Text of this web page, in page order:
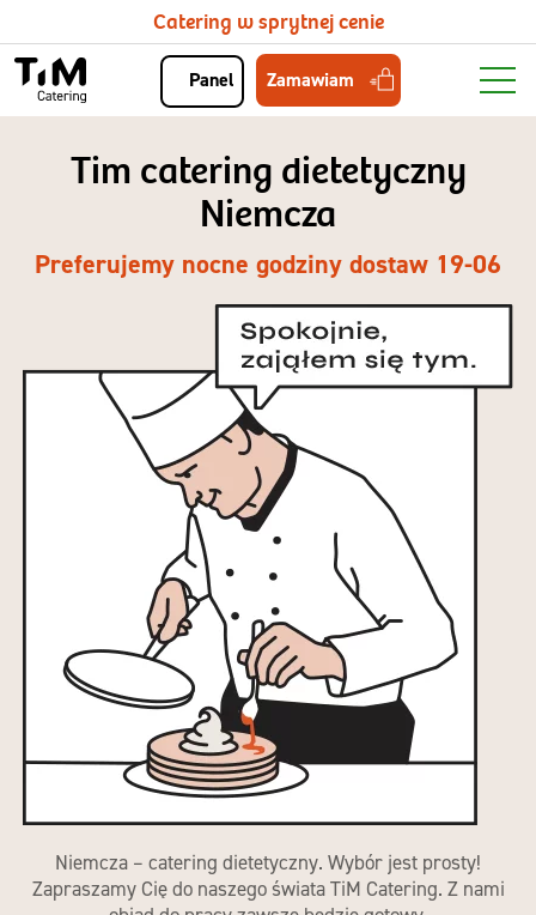
Catering w sprytnej cenie
Panel Zamawiam
Tim catering dietetyczny
Niemcza
Preferujemy nocne godziny dostaw 19-06
Niemcza – catering dietetyczny. Wybór jest prosty!
Zapraszamy Cię do naszego świata TiM Catering. Z nami